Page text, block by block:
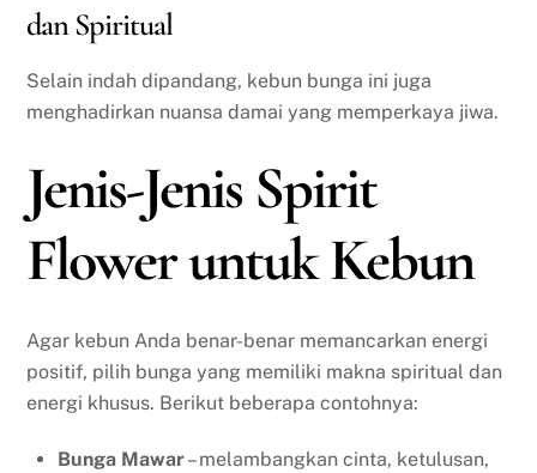
dan Spiritual
Selain indah dipandang, kebun bunga ini juga
menghadirkan nuansa damai yang memperkaya jiwa.
Jenis-Jenis Spirit
Flower untuk Kebun
Agar kebun Anda benar-benar memancarkan energi
positif, pilih bunga yang memiliki makna spiritual dan
energi khusus. Berikut beberapa contohnya:
Bunga Mawar– melambangkan cinta, ketulusan,